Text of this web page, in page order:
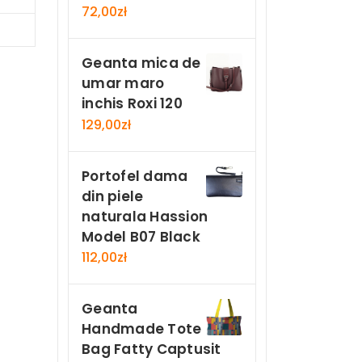
72,00zł
Geanta mica de
umar maro
inchis Roxi 120
129,00zł
Portofel dama
din piele
naturala Hassion
Model B07 Black
112,00zł
Geanta
Handmade Tote
Bag Fatty Captusit